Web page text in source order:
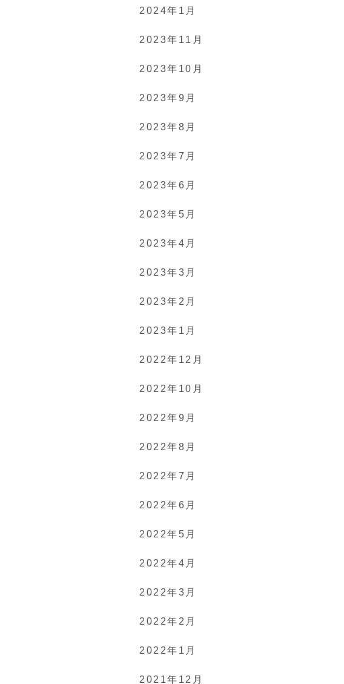
2024年1月
2023年11月
2023年10月
2023年9月
2023年8月
2023年7月
2023年6月
2023年5月
2023年4月
2023年3月
2023年2月
2023年1月
2022年12月
2022年10月
2022年9月
2022年8月
2022年7月
2022年6月
2022年5月
2022年4月
2022年3月
2022年2月
2022年1月
2021年12月